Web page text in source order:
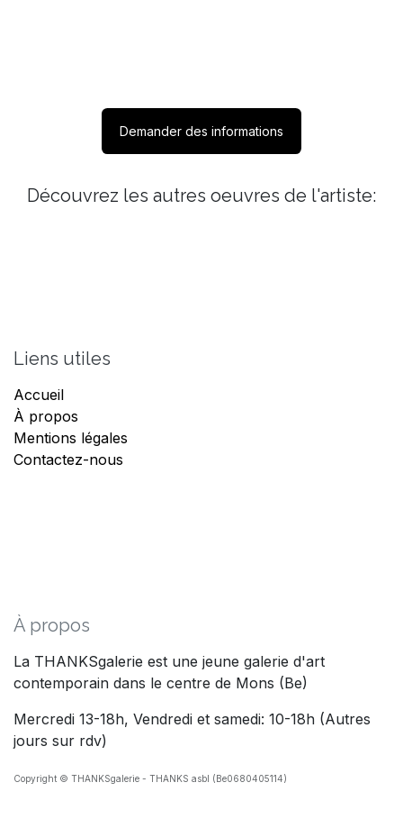
Demander des informations
Découvrez les autres oeuvres de l'artiste:
Liens utiles
Accueil
À propos
Mentions légales
Contactez-nous
À propos
La THANKSgalerie est une jeune galerie d'art
contemporain dans le centre de Mons (Be)
Mercredi 13-18h, Vendredi et samedi: 10-18h (Autres
jours sur rdv)
Copyright © THANKSgalerie - THANKS asbl (Be0680405114)